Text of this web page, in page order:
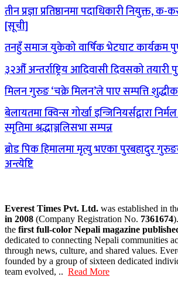
तीन प्रज्ञा प्रतिष्ठानमा पदाधिकारी नियुक्त,
[सूची]
तनहुँ समाज युकेको वार्षिक भेटघाट कार्यक्रम
३२औँ अन्तर्राष्ट्रिय आदिवासी दिवसको तयारी
मिलन गुरुङ ‘चक्रे मिलन’ले पाए सम्पत्ति
बेलायतमा क्विन्स गोर्खा इन्जिनियर्सद्वारा
स्मृतिमा श्रद्धाञ्जलिसभा सम्पन्न
ब्रोड पिक हिमालमा मृत्यु भएका पुरबहादुर
अन्त्येष्टि
Everest Times Pvt. Ltd. was established in
in 2008 (Company Registration No. 7361674
the first full-color Nepali magazine
dedicated to connecting Nepali communities
through news, culture, and shared values.
founded by a group of sixteen dedicated
team evolved, .. Read More